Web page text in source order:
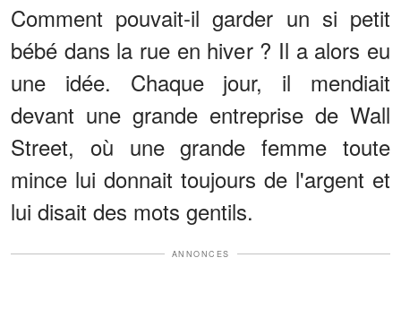
Comment pouvait-il garder un si petit
bébé dans la rue en hiver ? Il a alors eu
une idée. Chaque jour, il mendiait
devant une grande entreprise de Wall
Street, où une grande femme toute
mince lui donnait toujours de l'argent et
lui disait des mots gentils.
ANNONCES